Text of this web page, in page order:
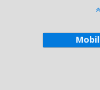
Mobil